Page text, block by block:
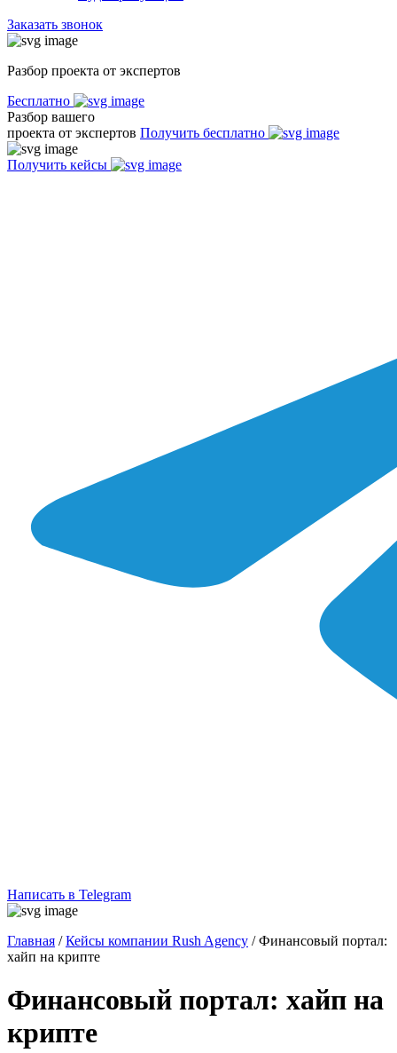
Заказать звонок
Разбор проекта от экспертов
Бесплатно
Разбор вашего
проекта от экспертов Получить бесплатно
Получить кейсы
Написать в Telegram
Главная /Кейсы компании Rush Agency /Финансовый портал:
хайп на крипте
Финансовый портал: хайп на
крипте